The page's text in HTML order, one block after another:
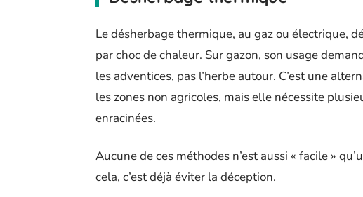
Le désherbage thermique, au gaz ou électrique,
par choc de chaleur. Sur gazon, son usage
les adventices, pas l’herbe autour. C’est une
les zones non agricoles, mais elle nécessite
enracinées.
Aucune de ces méthodes n’est aussi « facile »
cela, c’est déjà éviter la déception.